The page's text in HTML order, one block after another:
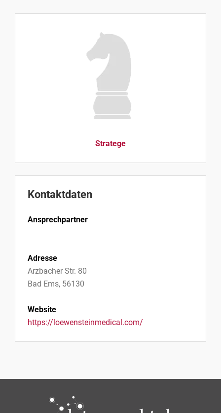
Stratege
Kontaktdaten
Ansprechpartner
Adresse
Arzbacher Str. 80
Bad Ems, 56130
Website
https://loewensteinmedical.com/